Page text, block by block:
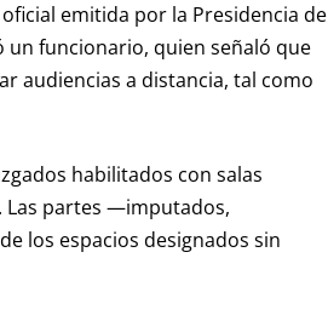
emitida por la Presidencia de
un funcionario, quien señaló que
audiencias a distancia, tal como
habilitados con salas
Las partes —imputados,
los espacios designados sin